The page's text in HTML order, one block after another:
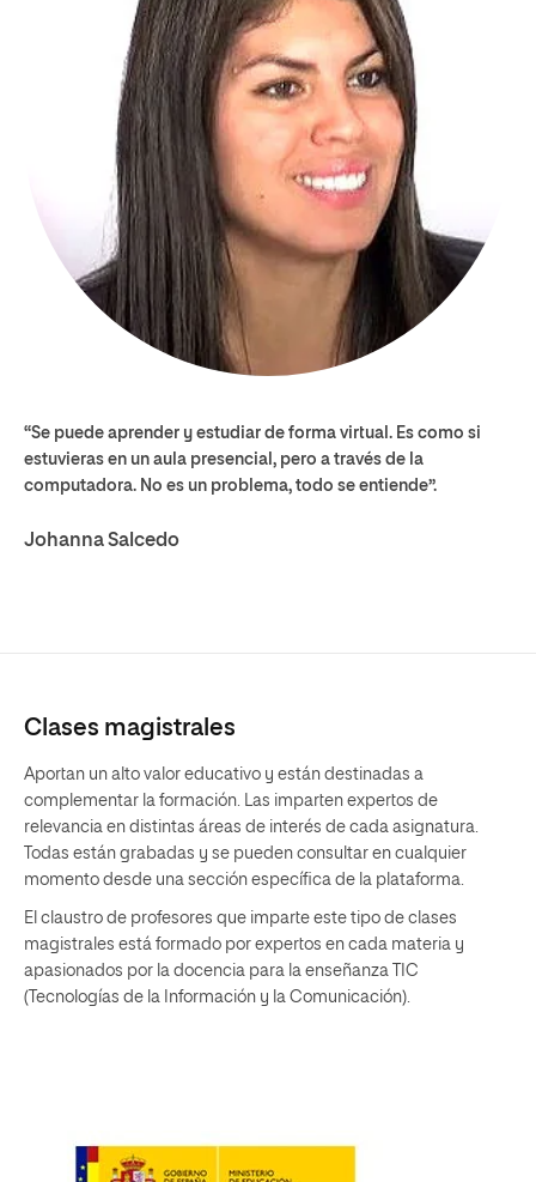
“Se puede aprender y estudiar de forma virtual. Es como si
estuvieras en un aula presencial, pero a través de la
computadora. No es un problema, todo se entiende”.
Johanna Salcedo
Clases magistrales
Aportan un alto valor educativo y están destinadas a
complementar la formación. Las imparten expertos de
relevancia en distintas áreas de interés de cada asignatura.
Todas están grabadas y se pueden consultar en cualquier
momento desde una sección específica de la plataforma.
El claustro de profesores que imparte este tipo de clases
magistrales está formado por expertos en cada materia y
apasionados por la docencia para la enseñanza TIC
(Tecnologías de la Información y la Comunicación).